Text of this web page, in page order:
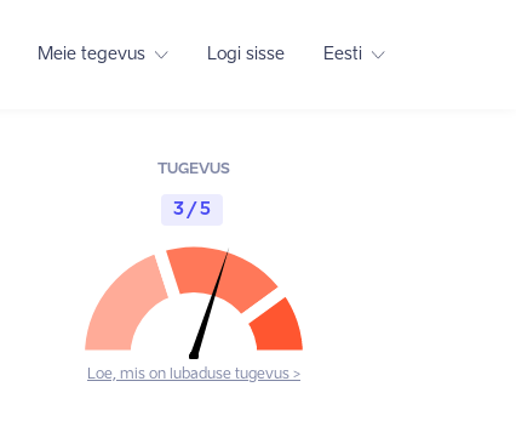
Meie tegevus Logi sisse Eesti
TUGEVUS
3 / 5
Loe, mis on lubaduse tugevus >